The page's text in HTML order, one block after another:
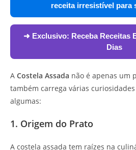
receita irresistível para
➜ Exclusivo: Receba Receitas
Dias
A Costela Assada não é apenas um
também carrega várias
algumas:
1. Origem do Prato
A costela assada tem raízes na